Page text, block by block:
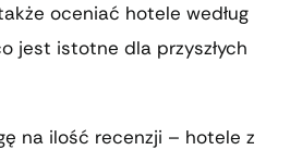
oceniać hotele według
jest istotne dla przyszłych
na ilość recenzji – hotele z